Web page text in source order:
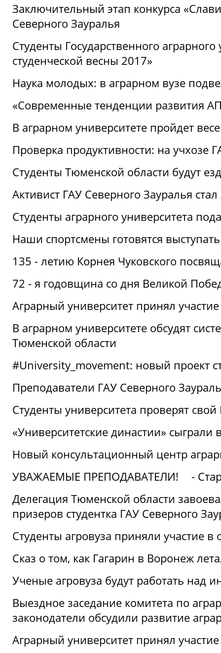
Заключительный этап конкурса
Северного Зауралья
Студенты Государственного
студенческой весны 2017»
Наука молодых: в аграрном вузе
«Современные тенденции развития
В аграрном университете пройдет
Проверка продуктивности: на учхозе
Студенты Тюменской области будут
Активист ГАУ Северного Зауралья
Студенты аграрного университета
Наши спортсмены готовятся
135 - летию Корнея Чуковского
72 - я годовщина со дня Великой
Аграрный университет принял
В аграрном университете обсудят
Тюменской области
#University_movement: новый проект
Преподаватели ГАУ Северного
Студенты университета проверят свой
«Университетские династии»
Новый консультационный центр
УВАЖАЕМЫЕ ПРЕПОДАВАТЕЛИ!
-
Делегация Тюменской области
призеров студентка ГАУ Северного
Студенты агровуза приняли участие в
Сказ о том, как Гагарин в Воронеж
Ученые агровуза будут работать над
Выездное заседание комитета по
законодатели обсудили развитие
Аграрный университет принял